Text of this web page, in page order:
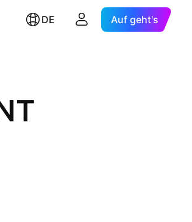
DE Auf geht's